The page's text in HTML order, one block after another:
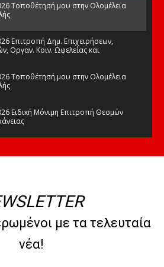
Τοποθέτησή μου στην Ολομέλεια
Επιτροπή Δημ. Επιχειρήσεων,
Οργαν. Κοιν. Ωφελείας και
Ασφάλισης
Τοποθέτησή μου στην Ολομέλεια
Ειδική Μόνιμη Επιτροπή Θεσμών
Διαρκής Επιτροπή Μορφωτικών
με τα τελευταία
νέα!